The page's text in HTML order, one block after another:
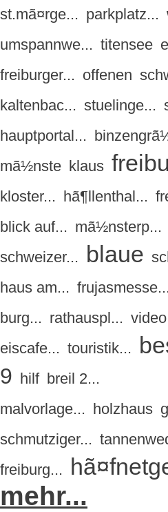
st.mã¤rge... parkplatz...
umspannwe... titensee
freiburger... offenen
kaltenbac... stuelinge...
hauptportal...
mã½nste klaus
kloster... hã¶llenthal...
blick auf... mã½nsterp...
schweizer... blaue
haus am... frujasmesse...
burg... rathauspl...
eiscafe... touristik...
9 hilf breil 2...
malvorlage... holzhaus
schmutziger...
freiburg...
mehr...